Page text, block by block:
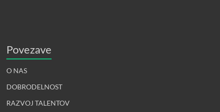
Povezave
O NAS
DOBRODELNOST
RAZVOJ TALENTOV